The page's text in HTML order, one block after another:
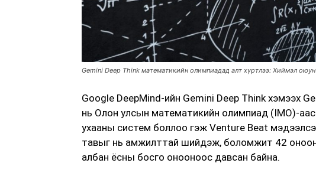
Gemini Deep Think математикийн олимпиадад алт хүртлээ: Хиймэл оюун
Google DeepMind-ийн Gemini Deep Think хэмээх
нь Олон улсын математикийн олимпиад (IMO)-
ухааны систем боллоо гэж Venture Beat
тавыг нь амжилттай шийдэж, боломжит 42
албан ёсны босго онооноос давсан байна.